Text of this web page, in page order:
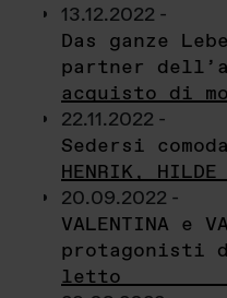
13.12.2022 -
Das ganze
partner
acquisto di
22.11.2022 -
Sedersi
HENRIK, HILDE
20.09.2022 -
VALENTINA e
protagonisti
letto